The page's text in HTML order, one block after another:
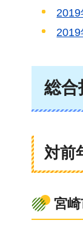
総合
対前
宮